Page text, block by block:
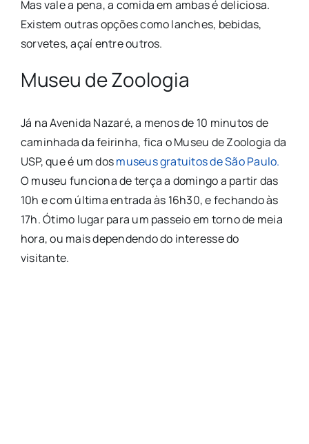
Mas vale a pena, a comida em ambas é deliciosa.
Existem outras opções como lanches, bebidas,
sorvetes, açaí entre outros.
Museu de Zoologia
Já na Avenida Nazaré, a menos de 10 minutos de
caminhada da feirinha, fica o Museu de Zoologia da
USP, que é um dosmuseus gratuitos de São Paulo.
O museu funciona de terça a domingo a partir das
10h e com última entrada às 16h30, e fechando às
17h. Ótimo lugar para um passeio em torno de meia
hora, ou mais dependendo do interesse do
visitante.